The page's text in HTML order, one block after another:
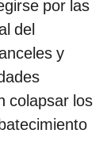
por las
del
y
colapsar los